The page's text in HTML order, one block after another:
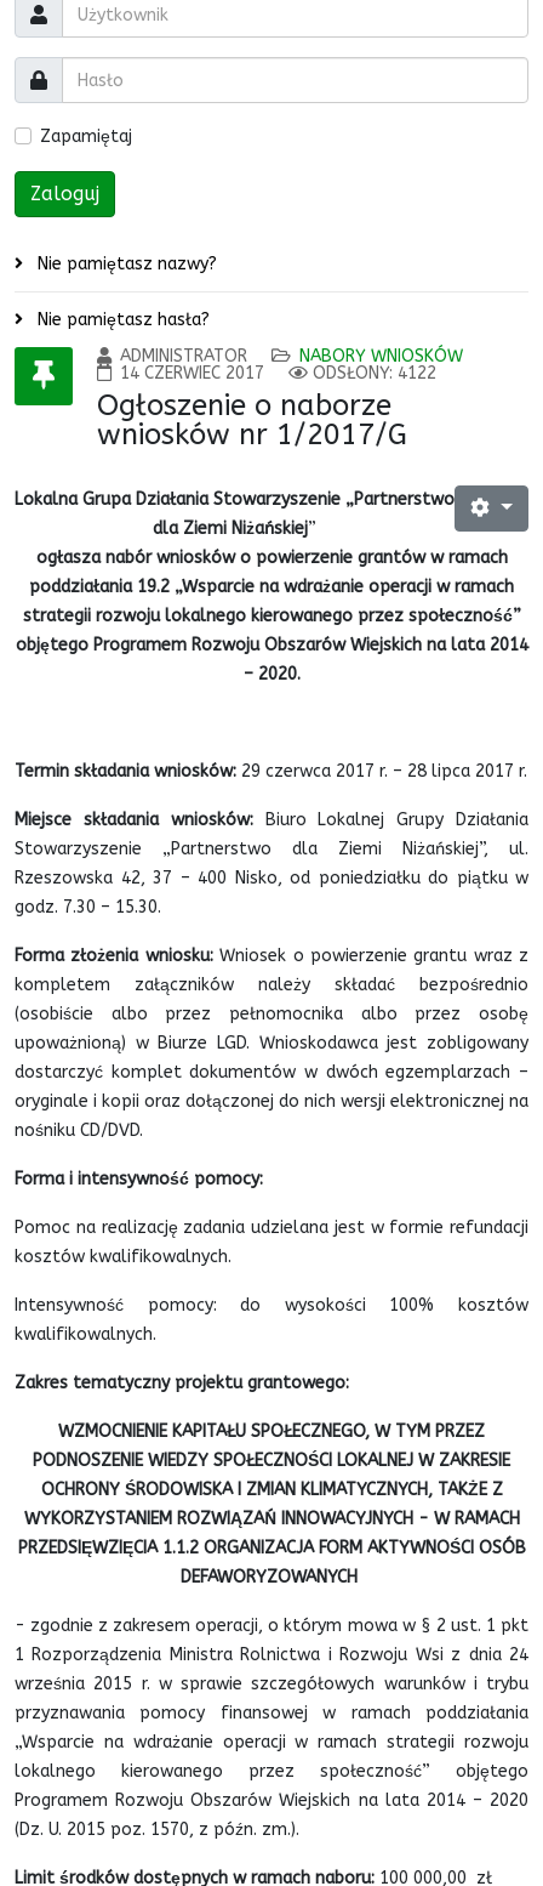
Zapamiętaj
Zaloguj
Nie pamiętasz nazwy?
Nie pamiętasz hasła?
ADMINISTRATOR
NABORY WNIOSKÓW
14 CZERWIEC 2017
ODSŁONY: 4122
Ogłoszenie o naborze
wniosków nr 1/2017/G
Lokalna Grupa Działania Stowarzyszenie „Partnerstwo
dla Ziemi Niżańskiej”
ogłasza nabór wniosków o powierzenie grantów w ramach
poddziałania 19.2 „Wsparcie na wdrażanie operacji w ramach
strategii rozwoju lokalnego kierowanego przez społeczność”
objętego Programem Rozwoju Obszarów Wiejskich na lata 2014
– 2020.
Termin składania wniosków: 29 czerwca 2017 r. – 28 lipca 2017 r.
Miejsce składania wniosków:Biuro Lokalnej Grupy Działania
Stowarzyszenie „Partnerstwo dla Ziemi Niżańskiej”, ul.
Rzeszowska 42, 37 – 400 Nisko, od poniedziałku do piątku w
godz. 7.30 – 15.30.
Forma złożenia wniosku:Wniosek o powierzenie grantu wraz z
kompletem załączników należy składać bezpośrednio
(osobiście albo przez pełnomocnika albo przez osobę
upoważnioną) w Biurze LGD. Wnioskodawca jest zobligowany
dostarczyć komplet dokumentów w dwóch egzemplarzach –
oryginale i kopii oraz dołączonej do nich wersji elektronicznej na
nośniku CD/DVD.
Forma i intensywność pomocy:
Pomoc na realizację zadania udzielana jest w formie refundacji
kosztów kwalifikowalnych.
Intensywność pomocy: do wysokości 100% kosztów
kwalifikowalnych.
Zakres tematyczny projektu grantowego:
WZMOCNIENIE KAPITAŁU SPOŁECZNEGO, W TYM PRZEZ
PODNOSZENIE WIEDZY SPOŁECZNOŚCI LOKALNEJ W ZAKRESIE
OCHRONY ŚRODOWISKA I ZMIAN KLIMATYCZNYCH, TAKŻE Z
WYKORZYSTANIEM ROZWIĄZAŃ INNOWACYJNYCH - W RAMACH
PRZEDSIĘWZIĘCIA 1.1.2 ORGANIZACJA FORM AKTYWNOŚCI OSÓB
DEFAWORYZOWANYCH
- zgodnie z zakresem operacji, o którym mowa w § 2 ust. 1 pkt
1 Rozporządzenia Ministra Rolnictwa i Rozwoju Wsi z dnia 24
września 2015 r. w sprawie szczegółowych warunków i trybu
przyznawania pomocy finansowej w ramach poddziałania
„Wsparcie na wdrażanie operacji w ramach strategii rozwoju
lokalnego kierowanego przez społeczność” objętego
Programem Rozwoju Obszarów Wiejskich na lata 2014 – 2020
(Dz. U. 2015 poz. 1570, z późn. zm.).
Limit środków dostępnych w ramach naboru: 100 000,00 zł